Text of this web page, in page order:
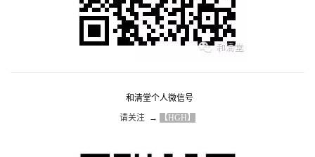
和清堂个人微信号
请关注  → 【HGH】